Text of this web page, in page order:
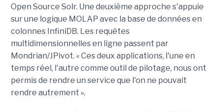
Open Source Solr. Une deuxième approche s'appuie
sur une logique MOLAP avec la base de données en
colonnes InfiniDB. Les requêtes
multidimensionnelles en ligne passent par
Mondrian/JPivot. « Ces deux applications, l'une en
temps réel, l'autre comme outil de pilotage, nous ont
permis de rendre un service que l'on ne pouvait
rendre autrement ».